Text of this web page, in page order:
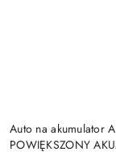
Auto na akumulator
POWIĘKSZONY